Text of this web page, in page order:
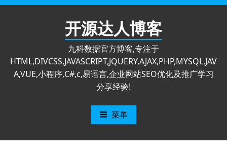
跳
开源达人博客
九科数据官方博客,专注于
HTML,DIVCSS,JAVASCRIPT,JQUERY,AJAX,PHP,MYSQL,JAV
A,VUE,小程序,C#,c,易语言,企业网站SEO优化及推广学习
分享经验!
菜单